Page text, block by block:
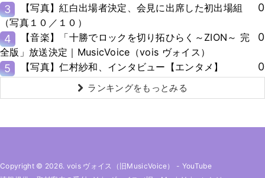
3
【写真】紅白出場者決定、会見に出席した初出場組
（写真１０／１０）
0
4
【音楽】「十勝でロックを切り拓ひらく～ZION～ 完
全版」放送決定｜MusicVoice（vois ヴォイス）
0
5 【写真】仁村紗和、インタビュー【エンタメ】 0
ランキングをもっとみる
Copyright © 2026. vois ヴォイス（旧MusicVoice） - YouTube